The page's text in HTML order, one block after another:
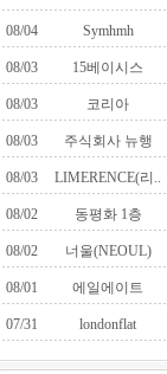
08/04 Symhmh
08/03 15베이시스
08/03 코리아
08/03 주식회사 뉴행
08/03 LIMERENCE(리..
08/02 동평화 1층
08/02 너울(NEOUL)
08/01 에일에이트
07/31 londonflat